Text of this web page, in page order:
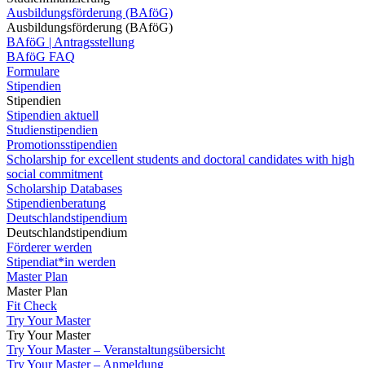
Ausbildungsförderung (BAföG)
Ausbildungsförderung (BAföG)
BAföG | Antragsstellung
BAföG FAQ
Formulare
Stipendien
Stipendien
Stipendien aktuell
Studienstipendien
Promotionsstipendien
Scholarship for excellent students and doctoral candidates with high
social commitment
Scholarship Databases
Stipendienberatung
Deutschlandstipendium
Deutschlandstipendium
Förderer werden
Stipendiat*in werden
Master Plan
Master Plan
Fit Check
Try Your Master
Try Your Master
Try Your Master – Veranstaltungsübersicht
Try Your Master – Anmeldung